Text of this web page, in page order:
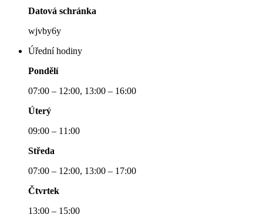
Datová schránka
wjvby6y
Úřední hodiny
Pondělí
07:00 – 12:00, 13:00 – 16:00
Úterý
09:00 – 11:00
Středa
07:00 – 12:00, 13:00 – 17:00
Čtvrtek
13:00 – 15:00